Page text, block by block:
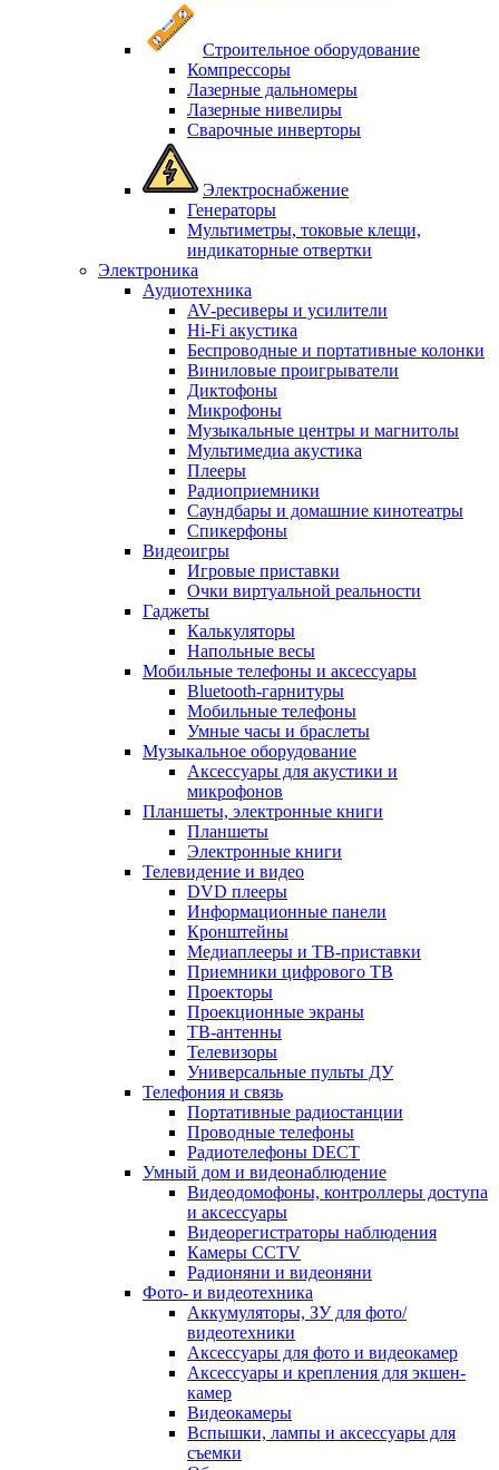
Строительное оборудование
Компрессоры
Лазерные дальномеры
Лазерные нивелиры
Сварочные инверторы
Электроснабжение
Генераторы
Мультиметры, токовые клещи,
индикаторные отвертки
Электроника
Аудиотехника
AV-ресиверы и усилители
Hi-Fi акустика
Беспроводные и портативные колонки
Виниловые проигрыватели
Диктофоны
Микрофоны
Музыкальные центры и магнитолы
Мультимедиа акустика
Плееры
Радиоприемники
Саундбары и домашние кинотеатры
Спикерфоны
Видеоигры
Игровые приставки
Очки виртуальной реальности
Гаджеты
Калькуляторы
Напольные весы
Мобильные телефоны и аксессуары
Bluetooth-гарнитуры
Мобильные телефоны
Умные часы и браслеты
Музыкальное оборудование
Аксессуары для акустики и
микрофонов
Планшеты, электронные книги
Планшеты
Электронные книги
Телевидение и видео
DVD плееры
Информационные панели
Кронштейны
Медиаплееры и ТВ-приставки
Приемники цифрового ТВ
Проекторы
Проекционные экраны
ТВ-антенны
Телевизоры
Универсальные пульты ДУ
Телефония и связь
Портативные радиостанции
Проводные телефоны
Радиотелефоны DECT
Умный дом и видеонаблюдение
Видеодомофоны, контроллеры доступа
и аксессуары
Видеорегистраторы наблюдения
Камеры CCTV
Радионяни и видеоняни
Фото- и видеотехника
Аккумуляторы, ЗУ для фото/
видеотехники
Аксессуары для фото и видеокамер
Аксессуары и крепления для экшен-
камер
Видеокамеры
Вспышки, лампы и аксессуары для
съемки